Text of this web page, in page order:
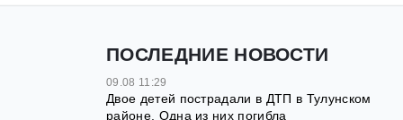
ПОСЛЕДНИЕ НОВОСТИ
09.08 11:29
Двое детей пострадали в ДТП в Тулунском
районе. Одна из них погибла